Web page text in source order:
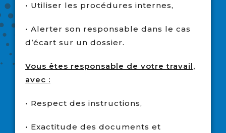
• Utiliser les procédures internes,
• Alerter son responsable dans le cas
d’écart sur un dossier.
Vous êtes responsable de votre travail,
avec :
• Respect des instructions,
• Exactitude des documents et